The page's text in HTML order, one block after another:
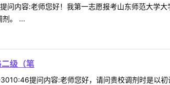
内容:老师您好！我第一志愿报考山东师范大学
剂。 ...
级（笔
提问内容:老师您好，请问贵校调剂时是以